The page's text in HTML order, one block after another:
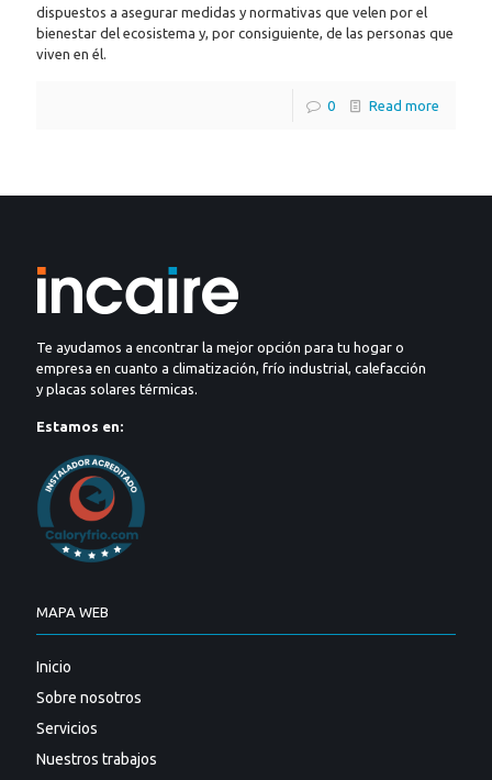
dispuestos a asegurar medidas y normativas que velen por el
bienestar del ecosistema y, por consiguiente, de las personas que
viven en él.
0 Read more
Te ayudamos a encontrar la mejor opción para tu hogar o
empresa en cuanto a climatización, frío industrial, calefacción
y placas solares térmicas.
Estamos en:
MAPA WEB
Inicio
Sobre nosotros
Servicios
Nuestros trabajos